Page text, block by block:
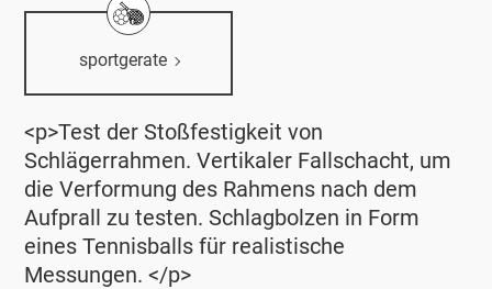
sportgerate
<p>Test der Stoßfestigkeit von
Schlägerrahmen. Vertikaler Fallschacht, um
die Verformung des Rahmens nach dem
Aufprall zu testen. Schlagbolzen in Form
eines Tennisballs für realistische
Messungen. </p>